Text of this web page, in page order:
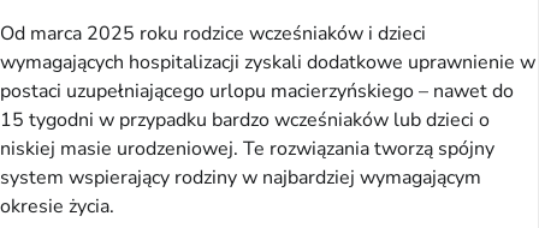
Od marca 2025 roku rodzice wcześniaków i dzieci
wymagających hospitalizacji zyskali dodatkowe uprawnienie w
postaci uzupełniającego urlopu macierzyńskiego – nawet do
15 tygodni w przypadku bardzo wcześniaków lub dzieci o
niskiej masie urodzeniowej. Te rozwiązania tworzą spójny
system wspierający rodziny w najbardziej wymagającym
okresie życia.